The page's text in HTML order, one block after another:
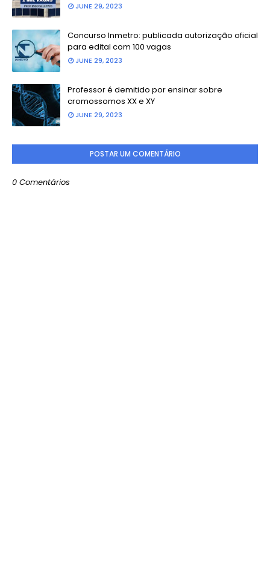
JUNE 29, 2023
Concurso Inmetro: publicada autorização oficial
para edital com 100 vagas
JUNE 29, 2023
Professor é demitido por ensinar sobre
cromossomos XX e XY
JUNE 29, 2023
POSTAR UM COMENTÁRIO
0 Comentários